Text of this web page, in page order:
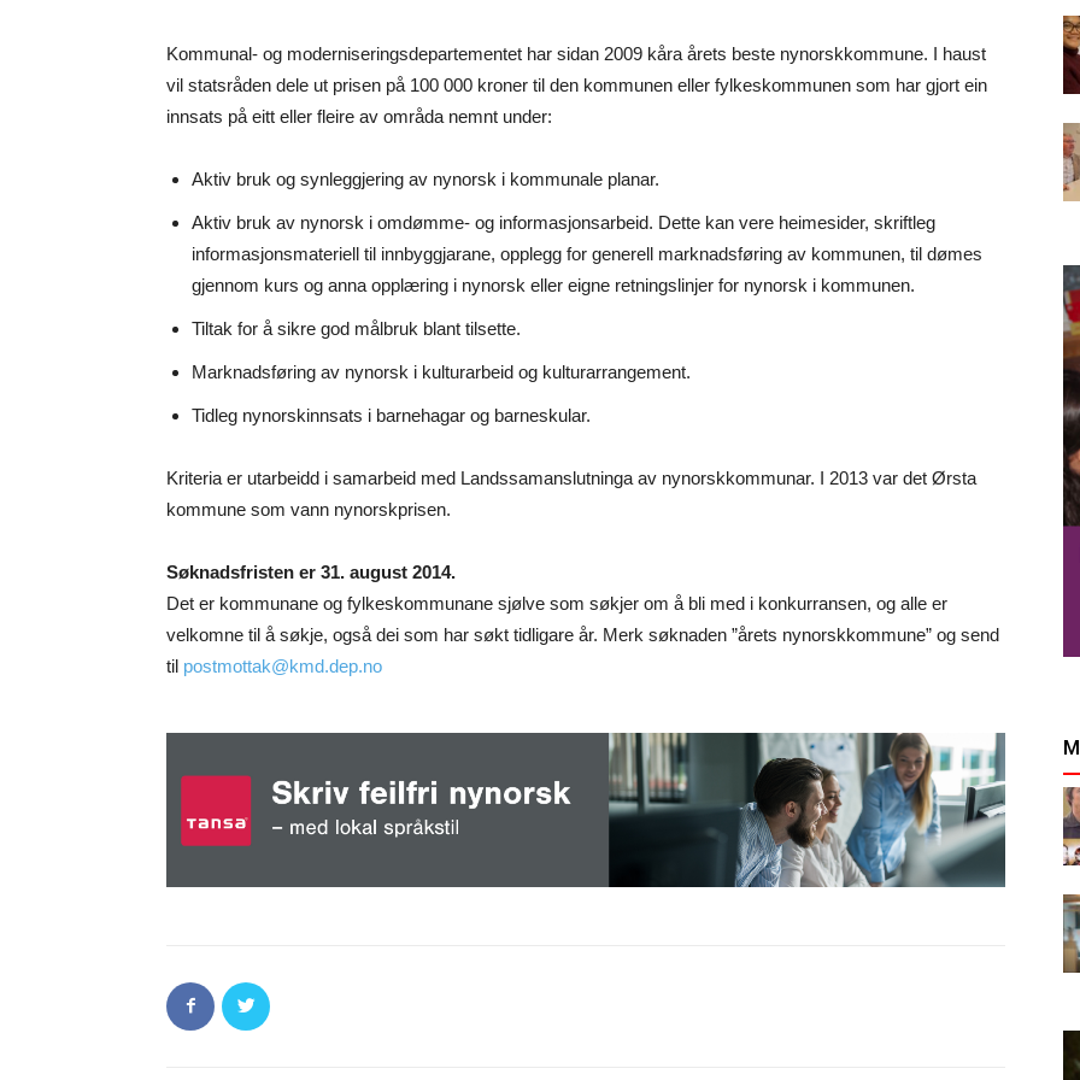
Kommunal- og moderniseringsdepartementet har sidan 2009 kåra årets beste nynorskkommune. I haust
vil statsråden dele ut prisen på 100 000 kroner til den kommunen eller fylkeskommunen som har gjort ein
innsats på eitt eller fleire av områda nemnt under:
Aktiv bruk og synleggjering av nynorsk i kommunale planar.
Aktiv bruk av nynorsk i omdømme- og informasjonsarbeid. Dette kan vere heimesider, skriftleg
informasjonsmateriell til innbyggjarane, opplegg for generell marknadsføring av kommunen, til dømes
gjennom kurs og anna opplæring i nynorsk eller eigne retningslinjer for nynorsk i kommunen.
Tiltak for å sikre god målbruk blant tilsette.
Marknadsføring av nynorsk i kulturarbeid og kulturarrangement.
Tidleg nynorskinnsats i barnehagar og barneskular.
Kriteria er utarbeidd i samarbeid med Landssamanslutninga av nynorskkommunar. I 2013 var det Ørsta
kommune som vann nynorskprisen.
Søknadsfristen er 31. august 2014.
Det er kommunane og fylkeskommunane sjølve som søkjer om å bli med i konkurransen, og alle er
velkomne til å søkje, også dei som har søkt tidligare år. Merk søknaden ”årets nynorskkommune” og send
til postmottak@kmd.dep.no